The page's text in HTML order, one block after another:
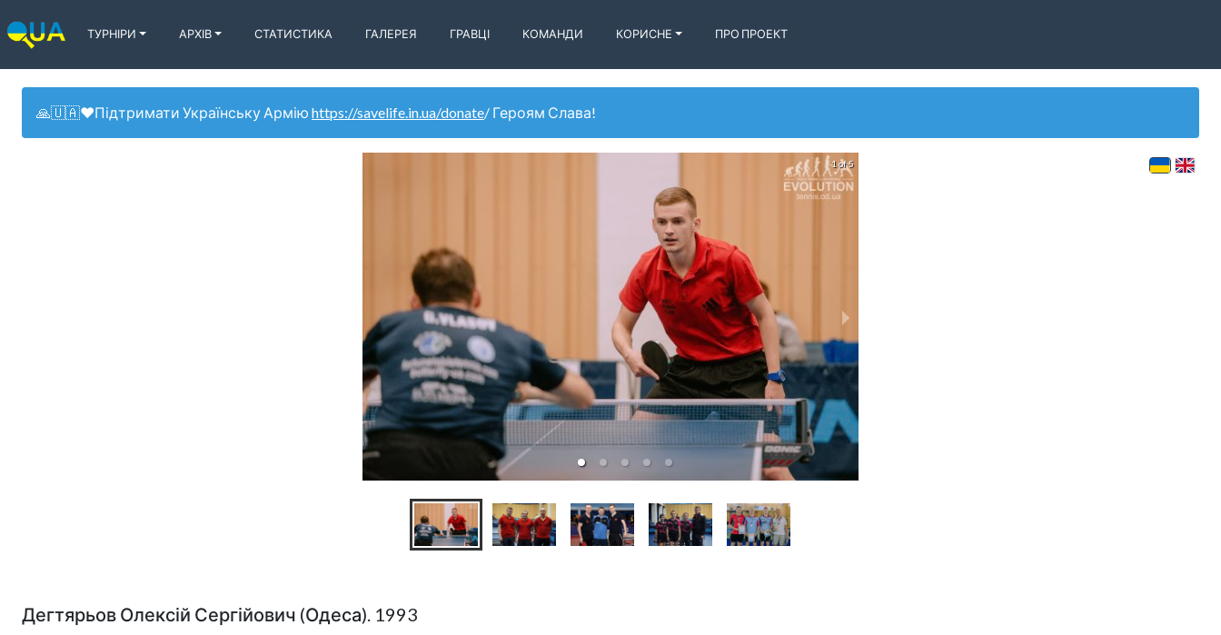
ТУРНІРИ АРХІВ СТАТИСТИКА ГАЛЕРЕЯ ГРАВЦІ КОМАНДИ КОРИСНЕ ПРО ПРОЕКТ
🙏🇺🇦❤️Підтримати Українську Армію https://savelife.in.ua/donate/ Героям Слава!
1 of 5
Дегтярьов Олексій Сергійович (Одеса). 1993